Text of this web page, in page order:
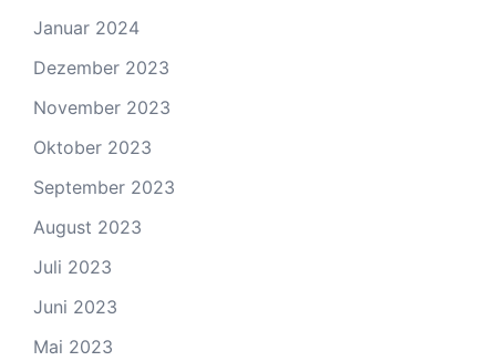
Januar 2024
Dezember 2023
November 2023
Oktober 2023
September 2023
August 2023
Juli 2023
Juni 2023
Mai 2023